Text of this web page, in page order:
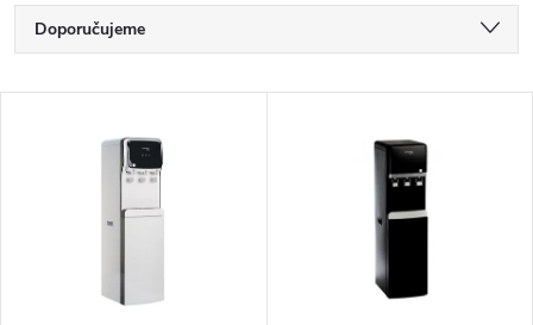
Ř
a
Doporučujeme
Nejprodávanější
Abecedně